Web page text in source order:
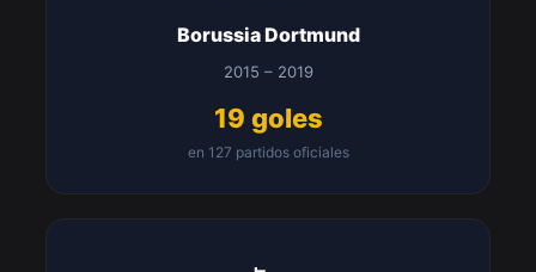
Borussia Dortmund
2015 – 2019
19 goles
en 127 partidos oficiales